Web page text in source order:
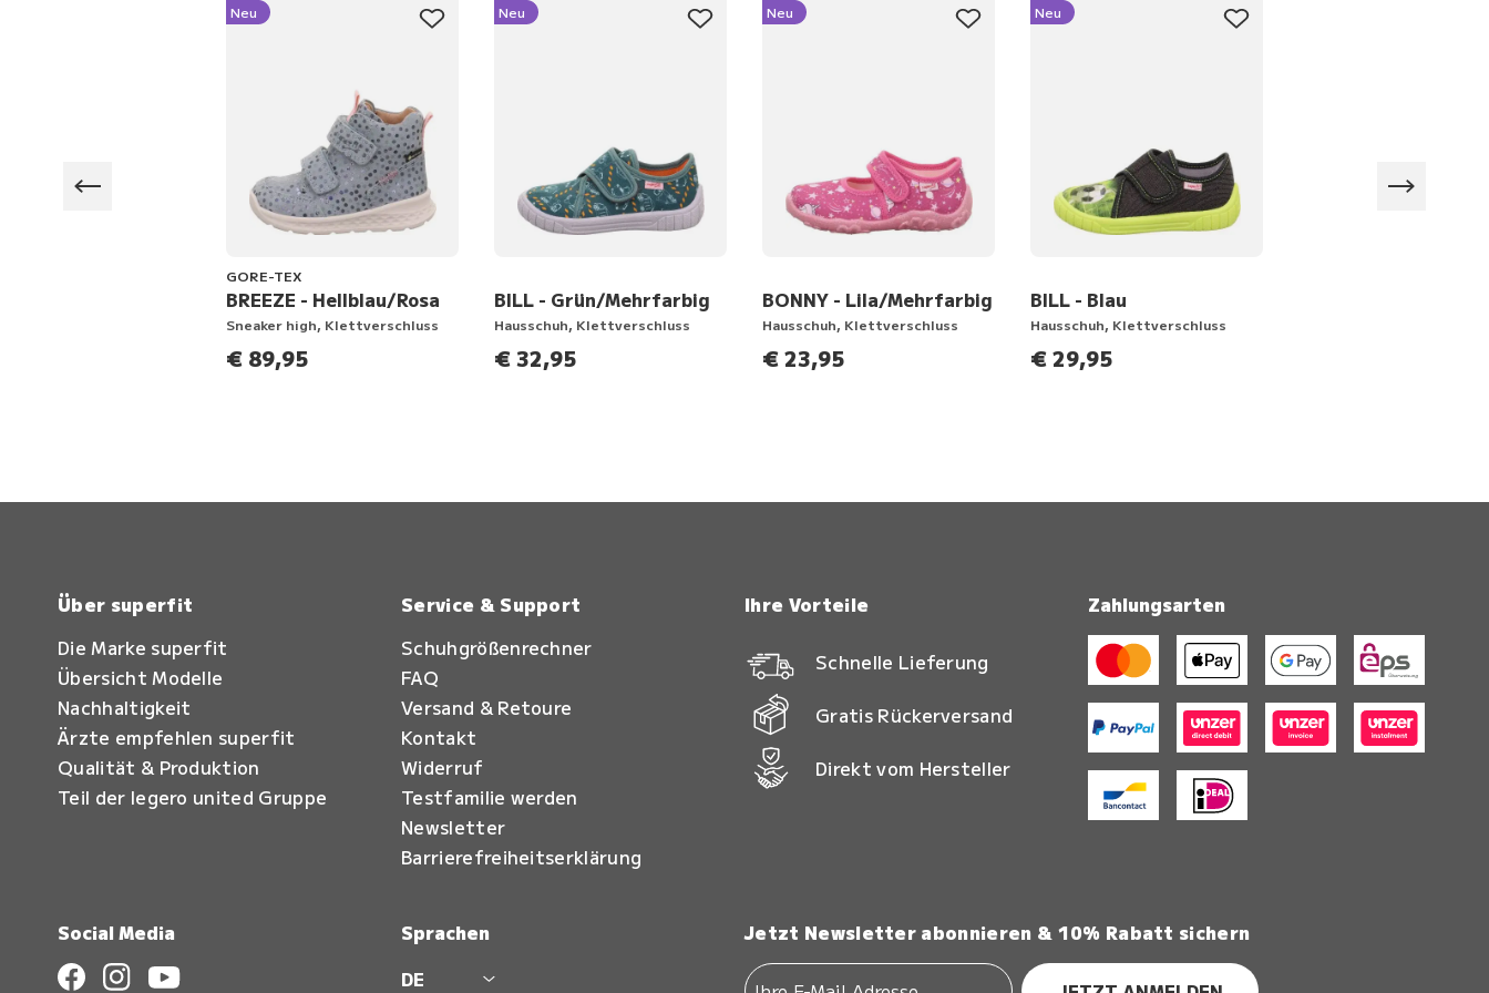
Neu
GORE-TEX
BREEZE - Hellblau/Rosa
Sneaker high, Klettverschluss
€ 89,95
Neu
BILL - Grün/Mehrfarbig
Hausschuh, Klettverschluss
€ 32,95
Neu
BONNY - Lila/Mehrfarbig
Hausschuh, Klettverschluss
€ 23,95
Neu
BILL - Blau
Hausschuh, Klettverschluss
€ 29,95
Über superfit
Die Marke superfit
Übersicht Modelle
Nachhaltigkeit
Ärzte empfehlen superfit
Qualität & Produktion
Teil der legero united Gruppe
Service & Support
Schuhgrößenrechner
FAQ
Versand & Retoure
Kontakt
Widerruf
Testfamilie werden
Newsletter
Barrierefreiheitserklärung
Ihre Vorteile
Schnelle Lieferung
Gratis Rückerversand
Direkt vom Hersteller
Zahlungsarten
Social Media
Sprachen
DE
Jetzt Newsletter abonnieren & 10% Rabatt sichern